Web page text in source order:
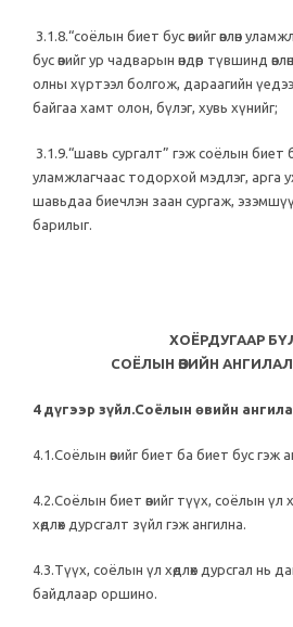
3.1.8.“соёлын биет бус өвийг өвлөн
бус өвийг ур чадварын өндөр түвшинд
олны хүртээл болгож, дараагийн
байгаа хамт олон, бүлэг, хувь хүнийг;
3.1.9.“шавь сургалт” гэж соёлын биет
уламжлагчаас тодорхой мэдлэг, арга
шавьдаа биечлэн заан сургаж,
барилыг.
ХОЁРДУГААР
СОЁЛЫН ӨВИЙН
4 дүгээр зүйл.Соёлын өвийн
4.1.Соёлын өвийг биет ба биет бус гэж
4.2.Соёлын биет өвийг түүх, соёлын үл
хөдлөх дурсгалт зүйл гэж ангилна.
4.3.Түүх, соёлын үл хөдлөх дурсгал нь
байдлаар оршино.